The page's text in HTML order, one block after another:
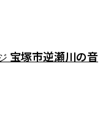
宝塚市逆瀬川の音